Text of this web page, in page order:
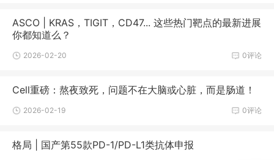
异地就医转诊定点医疗机构、武汉市城镇职工、居民医保定点医
ASCO | KRAS，TIGIT，CD47... 这些热门靶点的最新进展
你都知道么？
0评论
2026-02-20
Cell重磅：熬夜致死，问题不在大脑或心脏，而是肠道！
0评论
2026-02-19
格局 | 国产第55款PD-1/PD-L1类抗体申报